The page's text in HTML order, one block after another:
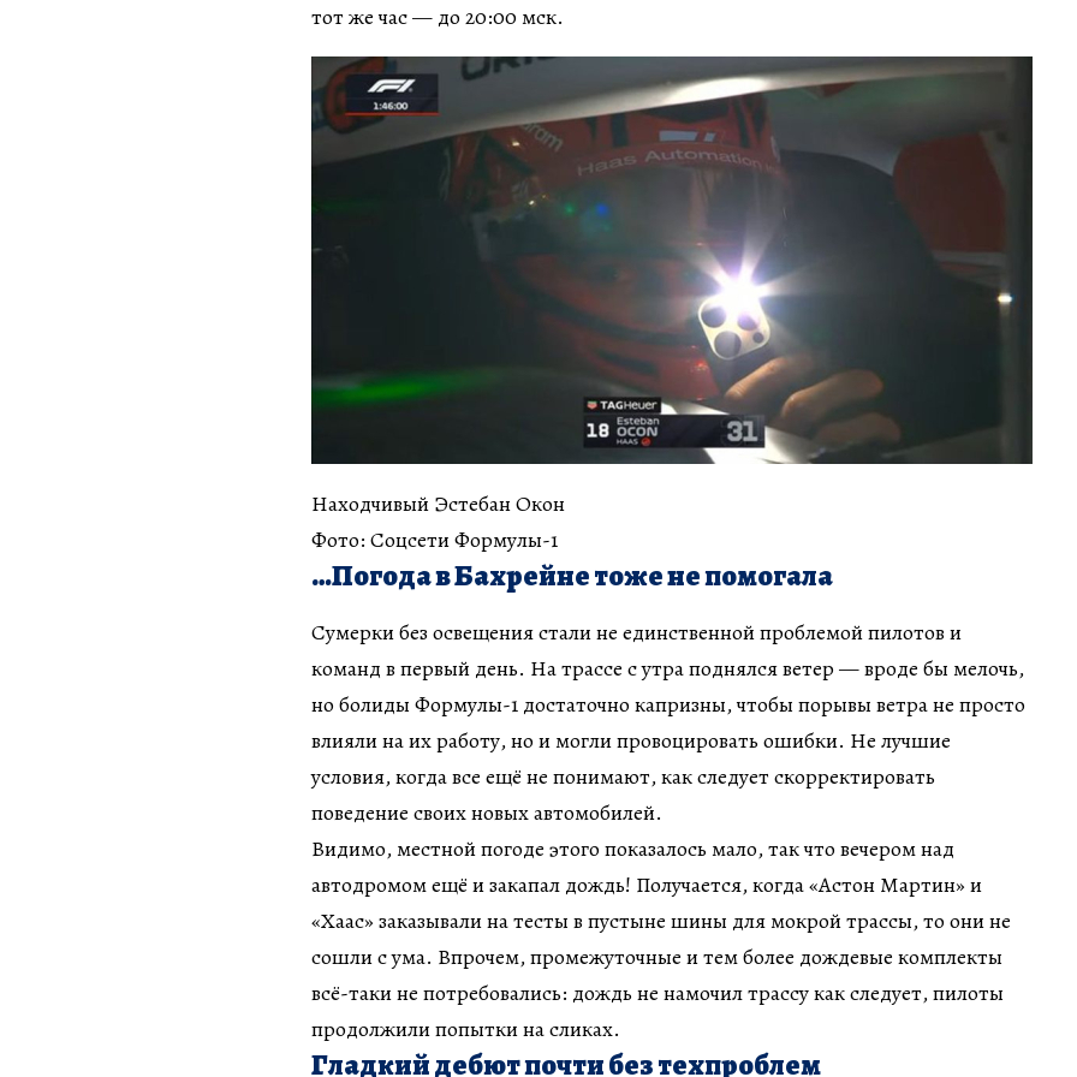
тот же час — до 20:00 мск.
Находчивый Эстебан Окон
Фото: Соцсети Формулы-1
…Погода в Бахрейне тоже не помогала
Сумерки без освещения стали не единственной проблемой пилотов и
команд в первый день. На трассе с утра поднялся ветер — вроде бы мелочь,
но болиды Формулы-1 достаточно капризны, чтобы порывы ветра не просто
влияли на их работу, но и могли провоцировать ошибки. Не лучшие
условия, когда все ещё не понимают, как следует скорректировать
поведение своих новых автомобилей.
Видимо, местной погоде этого показалось мало, так что вечером над
автодромом ещё и закапал дождь! Получается, когда «Астон Мартин» и
«Хаас» заказывали на тесты в пустыне шины для мокрой трассы, то они не
сошли с ума. Впрочем, промежуточные и тем более дождевые комплекты
всё-таки не потребовались: дождь не намочил трассу как следует, пилоты
продолжили попытки на сликах.
Гладкий дебют почти без техпроблем